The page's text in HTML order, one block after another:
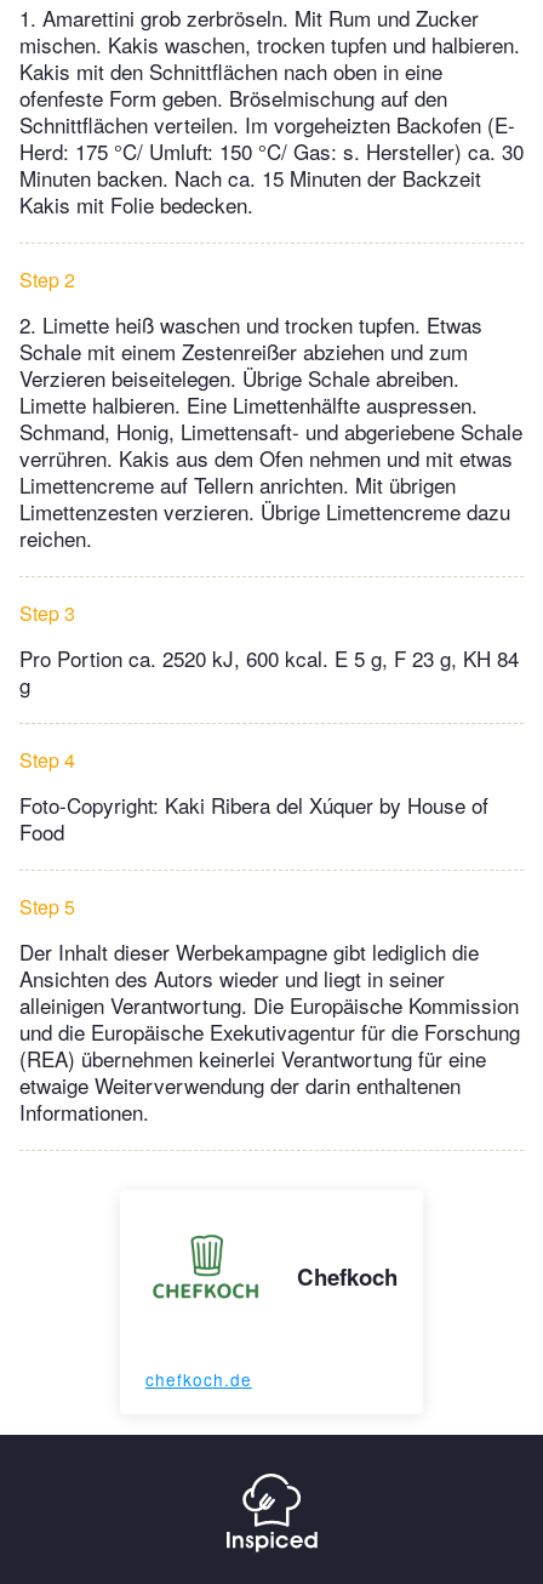
1. Amarettini grob zerbröseln. Mit Rum und Zucker
mischen. Kakis waschen, trocken tupfen und halbieren.
Kakis mit den Schnittflächen nach oben in eine
ofenfeste Form geben. Bröselmischung auf den
Schnittflächen verteilen. Im vorgeheizten Backofen (E-
Herd: 175 °C/ Umluft: 150 °C/ Gas: s. Hersteller) ca. 30
Minuten backen. Nach ca. 15 Minuten der Backzeit
Kakis mit Folie bedecken.
Step 2
2. Limette heiß waschen und trocken tupfen. Etwas
Schale mit einem Zestenreißer abziehen und zum
Verzieren beiseitelegen. Übrige Schale abreiben.
Limette halbieren. Eine Limettenhälfte auspressen.
Schmand, Honig, Limettensaft- und abgeriebene Schale
verrühren. Kakis aus dem Ofen nehmen und mit etwas
Limettencreme auf Tellern anrichten. Mit übrigen
Limettenzesten verzieren. Übrige Limettencreme dazu
reichen.
Step 3
Pro Portion ca. 2520 kJ, 600 kcal. E 5 g, F 23 g, KH 84
g
Step 4
Foto-Copyright: Kaki Ribera del Xúquer by House of
Food
Step 5
Der Inhalt dieser Werbekampagne gibt lediglich die
Ansichten des Autors wieder und liegt in seiner
alleinigen Verantwortung. Die Europäische Kommission
und die Europäische Exekutivagentur für die Forschung
(REA) übernehmen keinerlei Verantwortung für eine
etwaige Weiterverwendung der darin enthaltenen
Informationen.
Chefkoch
chefkoch.de